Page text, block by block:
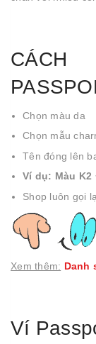
Chọn màu da
Chọn mẫu
Tên đóng lên
Ví dụ: Màu K2
Shop luôn gọi
Xem thêm: Danh
Ví